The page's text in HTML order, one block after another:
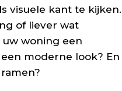
visuele kant te kijken.
of liever wat
woning een
moderne look? En